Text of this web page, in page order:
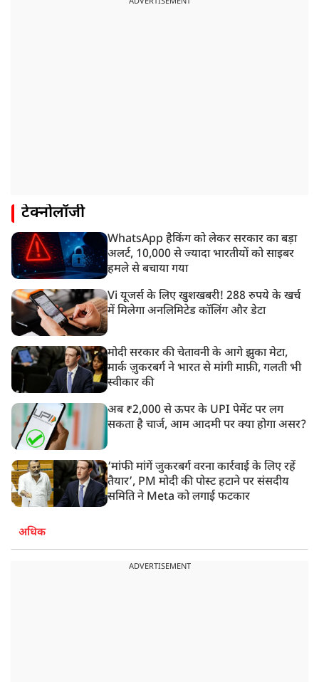
टेक्नोलॉजी
WhatsApp हैकिंग को लेकर सरकार का बड़ा
अलर्ट, 10,000 से ज्यादा भारतीयों को साइबर
हमले से बचाया गया
Vi यूजर्स के लिए खुशखबरी! 288 रुपये के खर्च
में मिलेगा अनलिमिटेड कॉलिंग और डेटा
मोदी सरकार की चेतावनी के आगे झुका मेटा,
मार्क ज़ुकरबर्ग ने भारत से मांगी माफ़ी, गलती भी
स्वीकार की
अब ₹2,000 से ऊपर के UPI पेमेंट पर लग
सकता है चार्ज, आम आदमी पर क्या होगा असर?
‘मांफी मांगें जुकरबर्ग वरना कार्रवाई के लिए रहें
तैयार’, PM मोदी की पोस्ट हटाने पर संसदीय
समिति ने Meta को लगाई फटकार
अधिक
ADVERTISEMENT